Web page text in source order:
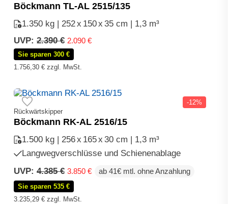
Böckmann TL-AL 2515/135
1.350 kg | 252x150x35 cm | 1,3 m³
UVP: 2.390€ Ursprünglicher
Preis
war:
2.390 €
2.090 €
Sie sparen 300 €
1.756,30 €zzgl. MwSt.
-12%
Rückwärtskipper
Böckmann RK-AL 2516/15
1.500 kg | 256x165x30 cm | 1,3 m³
Langwegverschlüsse und Schienenablage
UVP: 4.385€ Ursprünglicher
Preis
war:
4.385 €
3.850 €
Aktueller
ab 41€ mtl. ohne Anzahlung
Sie sparen 535 €
3.235,29 €zzgl. MwSt.